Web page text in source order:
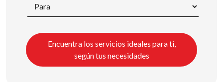
Encuentra los servicios ideales para ti,
según tus necesidades